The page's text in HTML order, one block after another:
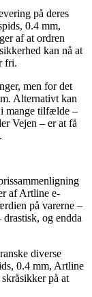
på deres
0.4 mm,
af at ordren
kan nå at
fri.
men for det
Alternativt kan
mange tilfælde –
Vejen – er at få
af Artline e-
på varerne –
og endda
diverse
0.4 mm, Artline
på at